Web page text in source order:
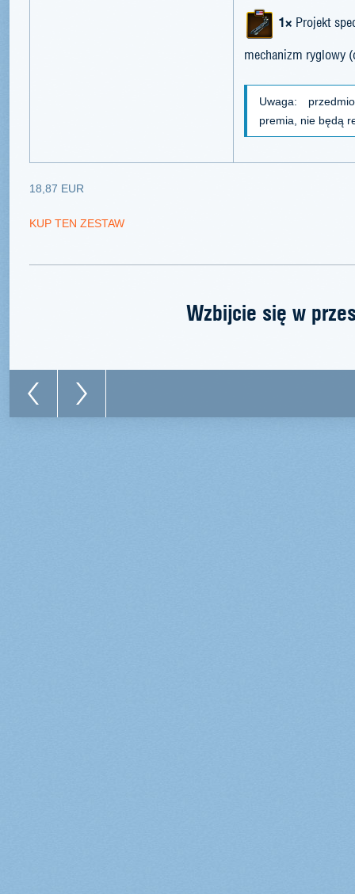
1× Projekt
mechanizm ryglowy
Uwaga:
premia, nie będą
18,87 EUR
KUP TEN ZESTAW
Wzbijcie się w